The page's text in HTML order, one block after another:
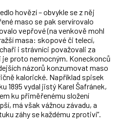
hovězí – obvykle se z něj
maso se pak servírovalo
vepřové (na venkově mohl
masa: skopové či telecí,
i strávníci považovali za
je proto nemocným. Koneckonců
názorů konzumovat maso
kalorické. Například spisek
1895 vydal jistý Karel Šafránek,
ku přiměřenému složení
má však vážnou závadu, a
záhy se každému zprotiví“.